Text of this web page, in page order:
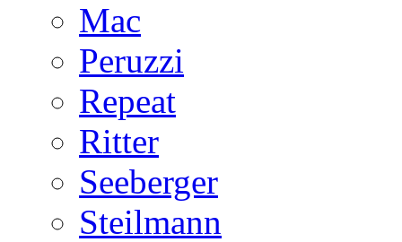
Mac
Peruzzi
Repeat
Ritter
Seeberger
Steilmann